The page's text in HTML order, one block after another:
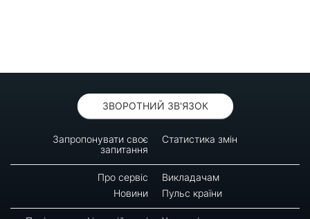
ЗВОРОТНИЙ ЗВ'ЯЗОК
Запропонувати своє
запитання
Статистика змін
Про сервіс
Викладачам
Новини
Пульс країни